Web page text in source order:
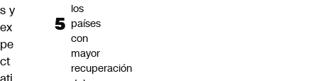
s y
ex
pe
ct
los
países
con
mayor
recuperación